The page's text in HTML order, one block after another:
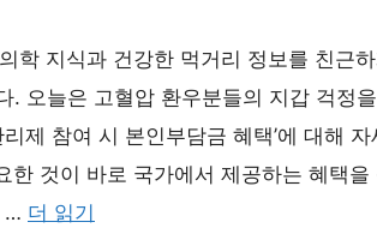
학 지식과 건강한 먹거리 정보를 친근
. 오늘은 고혈압 환우분들의 지갑 걱정
제 참여 시 본인부담금 혜택’에 대해
한 것이 바로 국가에서 제공하는 혜택
… 더 읽기